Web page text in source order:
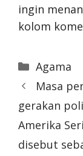
ingin
kolom
Agama
Masa
gerakan
Amerika
disebut